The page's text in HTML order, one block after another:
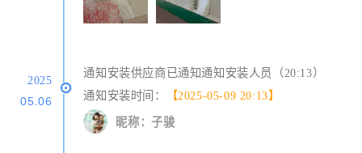
2025
05.06
通知安装供应商已通知通知安装人员（20:13）
通知安装时间：
【2025-05-09 20:13】
昵称：子骏